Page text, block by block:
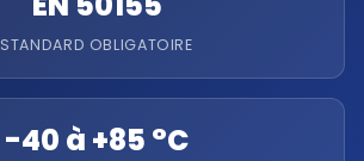
STANDARD OBLIGATOIRE
-40 à +85 °C